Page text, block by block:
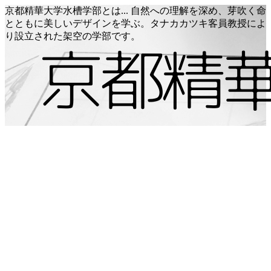
京都精華大学水槽学部とは... 自然への理解を深め、芽吹く命
とともに美しいデザインを学ぶ。タナカカツキ客員教授によ
り設立された架空の学部です。